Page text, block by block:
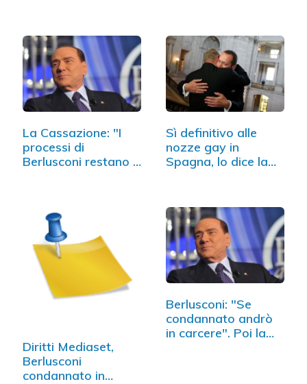
La Cassazione: "I
processi di
Berlusconi restano a
Sì definitivo alle
nozze gay in
Spagna, lo dice la
Diritti Mediaset,
Berlusconi
condannato in
Berlusconi: "Se
condannato andrò
in carcere". Poi la…